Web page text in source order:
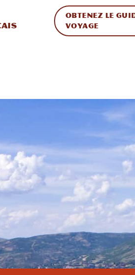
le site
vers l'international
OBTENEZ LE
VOYAGE